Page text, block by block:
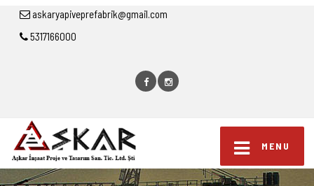
askaryapiveprefabrik@gmail.com
5317166000
MENU